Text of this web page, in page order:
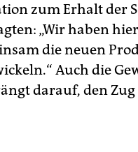
zum Erhalt der
„Wir haben
die neuen
Auch die
darauf, den